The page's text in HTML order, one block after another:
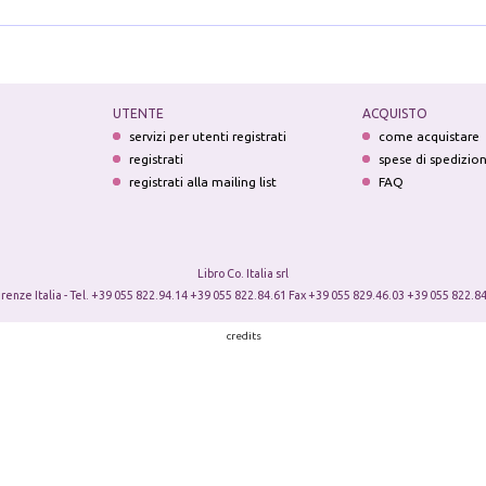
UTENTE
servizi per utenti registrati
registrati
registrati alla mailing list
ACQUISTO
come acquistare
spese di
FAQ
Libro Co. Italia srl
Italia - Tel. +39 055 822.94.14 +39 055 822.84.61 Fax +39 055 829.46.03 +39 055
credits